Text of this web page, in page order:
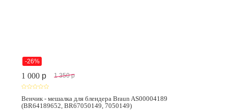
-26%
1 000 p 1 350 p
Венчик - мешалка для блендера Braun AS00004189
(BR64189652, BR67050149, 7050149)